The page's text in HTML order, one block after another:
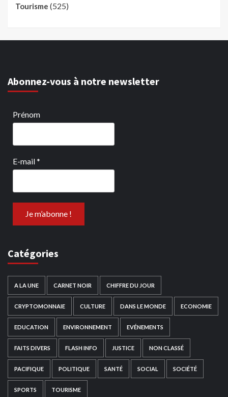
Tourisme (525)
Abonnez-vous à notre newsletter
Prénom
E-mail*
Catégories
A LA UNE CARNET NOIR CHIFFRE DU JOUR
CRYPTOMONNAIE CULTURE DANS LE MONDE ECONOMIE
EDUCATION ENVIRONNEMENT EVÉNEMENTS
FAITS DIVERS FLASH INFO JUSTICE NON CLASSÉ
PACIFIQUE POLITIQUE SANTÉ SOCIAL SOCIÉTÉ
SPORTS TOURISME